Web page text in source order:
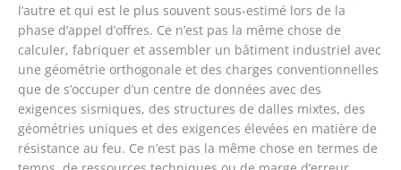
l’autre et qui est le plus souvent sous-estimé lors de la
phase d’appel d’offres. Ce n’est pas la même chose de
calculer, fabriquer et assembler un bâtiment industriel avec
une géométrie orthogonale et des charges conventionnelles
que de s’occuper d’un centre de données avec des
exigences sismiques, des structures de dalles mixtes, des
géométries uniques et des exigences élevées en matière de
résistance au feu. Ce n’est pas la même chose en termes de